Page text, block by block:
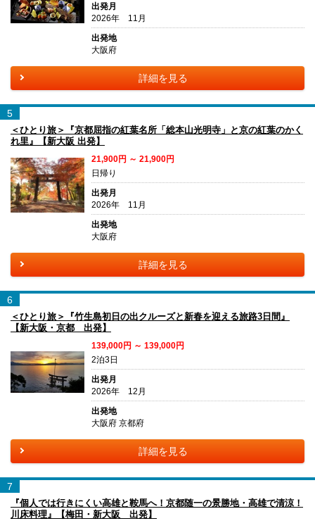
出発月
2026年 11月
出発地
大阪府
詳細を見る
5
＜ひとり旅＞『京都屈指の紅葉名所「総本山光明寺」と京の紅葉のかく
れ里』【新大阪 出発】
21,900円 ～ 21,900円
日帰り
出発月
2026年 11月
出発地
大阪府
詳細を見る
6
＜ひとり旅＞『竹生島初日の出クルーズと新春を迎える旅路3日間』
【新大阪・京都 出発】
139,000円 ～ 139,000円
2泊3日
出発月
2026年 12月
出発地
大阪府 京都府
詳細を見る
7
『個人では行きにくい高雄と鞍馬へ！京都随一の景勝地・高雄で清涼！
川床料理』【梅田・新大阪 出発】